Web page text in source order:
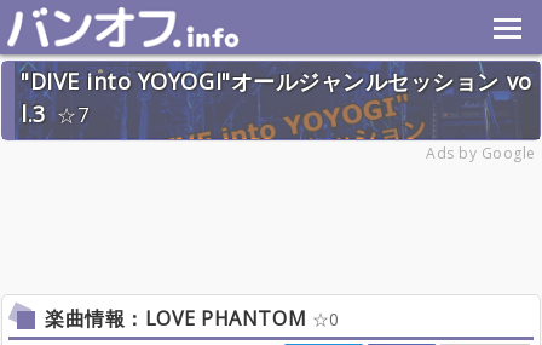
"DIVE into YOYOGI"オールジャンルセッション vo
l.3
7
Ads by Google
楽曲情報：LOVE PHANTOM 0